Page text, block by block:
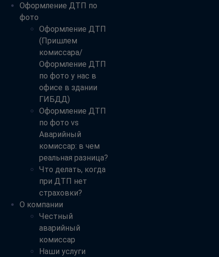
Оформление ДТП по
фото
Оформление ДТП
(Пришлем
комиссара/
Оформление ДТП
по фото у нас в
офисе в здании
ГИБДД)
Оформление ДТП
по фото vs
Аварийный
комиссар: в чем
реальная разница?
Что делать, когда
при ДТП нет
страховки?
О компании
Честный
аварийный
комиссар
Наши услуги